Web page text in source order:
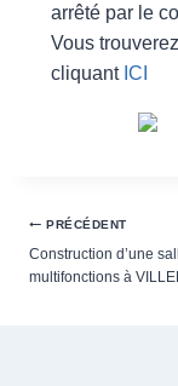
arrêté par le
Vous
cliquant ICI
PRÉCÉDENT
Construction d’une
multifonctions à